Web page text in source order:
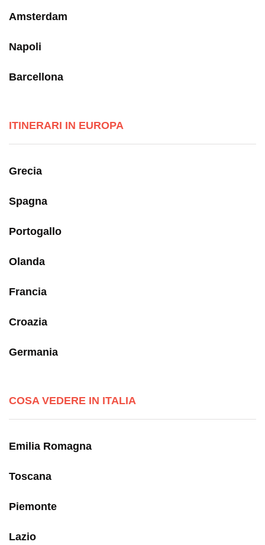
Amsterdam
Napoli
Barcellona
ITINERARI IN EUROPA
Grecia
Spagna
Portogallo
Olanda
Francia
Croazia
Germania
COSA VEDERE IN ITALIA
Emilia Romagna
Toscana
Piemonte
Lazio